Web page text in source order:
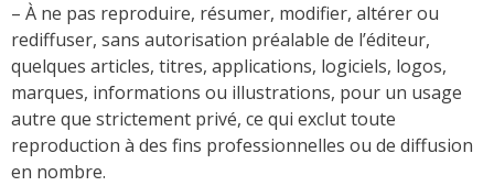
– À ne pas reproduire, résumer, modifier, altérer ou
rediffuser, sans autorisation préalable de l’éditeur,
quelques articles, titres, applications, logiciels, logos,
marques, informations ou illustrations, pour un usage
autre que strictement privé, ce qui exclut toute
reproduction à des fins professionnelles ou de diffusion
en nombre.